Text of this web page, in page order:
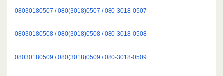
08030180507 / 080(3018)0507 / 080-3018-0507
08030180508 / 080(3018)0508 / 080-3018-0508
08030180509 / 080(3018)0509 / 080-3018-0509